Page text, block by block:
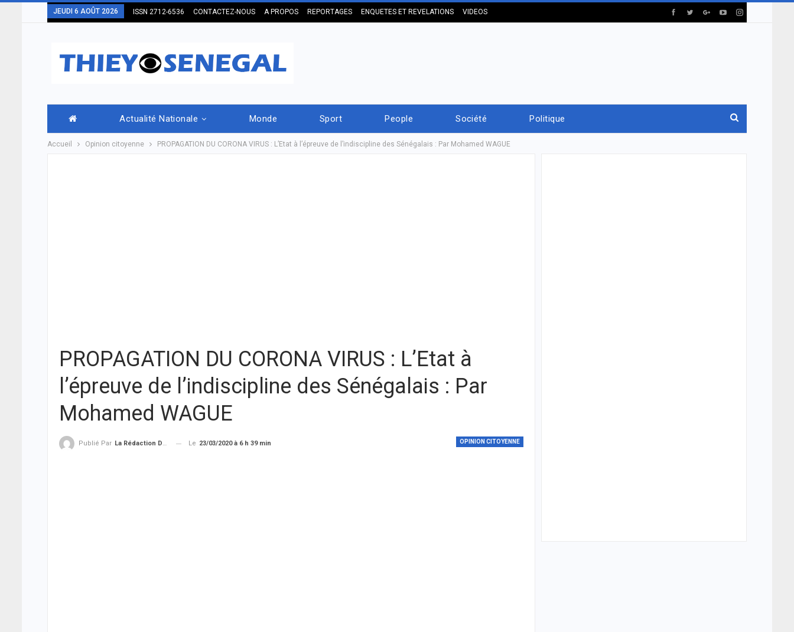
JEUDI 6 AOÛT 2026 ISSN 2712-6536 CONTACTEZ-NOUS A PROPOS REPORTAGES ENQUETES ET REVELATIONS VIDEOS
Actualité Nationale Monde Sport People Société Politique
Accueil Opinion citoyenne PROPAGATION DU CORONA VIRUS : L’Etat à l’épreuve de l’indiscipline des Sénégalais : Par Mohamed WAGUE
PROPAGATION DU CORONA VIRUS : L’Etat à
l’épreuve de l’indiscipline des Sénégalais : Par
Mohamed WAGUE
OPINION CITOYENNE
Publié Par La Rédaction De THIEYSENEGAL.com Le 23/03/2020 à 6 h 39 min